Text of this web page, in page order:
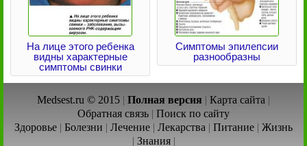
На лице этого ребенка
видны характерные
симптомы свинки
Симптомы эпилепсии
разнообразны
Medsest.ru © 2015 | Полная версия | Карта сайта |
Обратная связь | Поиск по сайту
Здоровье | Болезни | Лечение | Лекарства | Питание | Жизнь
| Знания|